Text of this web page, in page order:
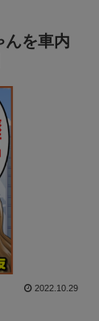
んを車内
2022.10.29